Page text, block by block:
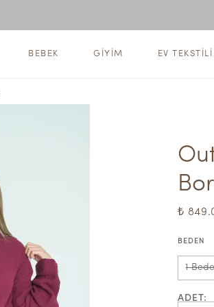
BEBEK GİYİM EV TEKSTİLİ
₺
BEDEN
1
ADET: